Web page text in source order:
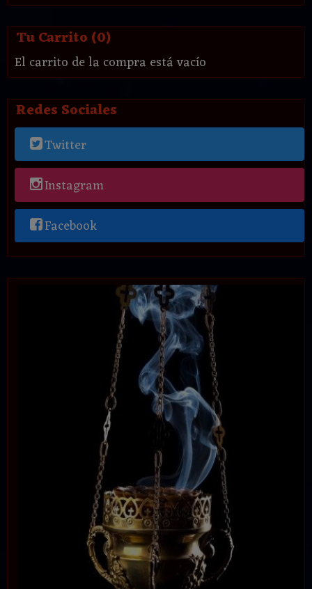
Tu Carrito (0)
El carrito de la compra está vacío
Redes Sociales
Twitter
Instagram
Facebook